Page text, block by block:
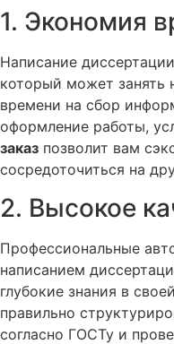
1. Экономия
Написание
который может занять
времени на сбор
оформление работы,
заказ позволит вам
сосредоточиться на
2. Высокое
Профессиональные
написанием
глубокие знания в
правильно
согласно ГОСТу и